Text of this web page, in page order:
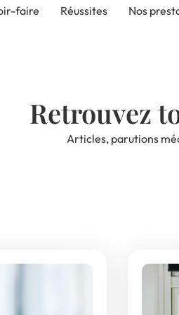
faire Réussites Nos
Retrouvez
Articles, parutions